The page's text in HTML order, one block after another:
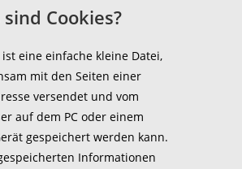
sind Cookies?
ist eine einfache kleine Datei,
mit den Seiten einer
versendet und vom
auf dem PC oder einem
gespeichert werden kann.
Informationen